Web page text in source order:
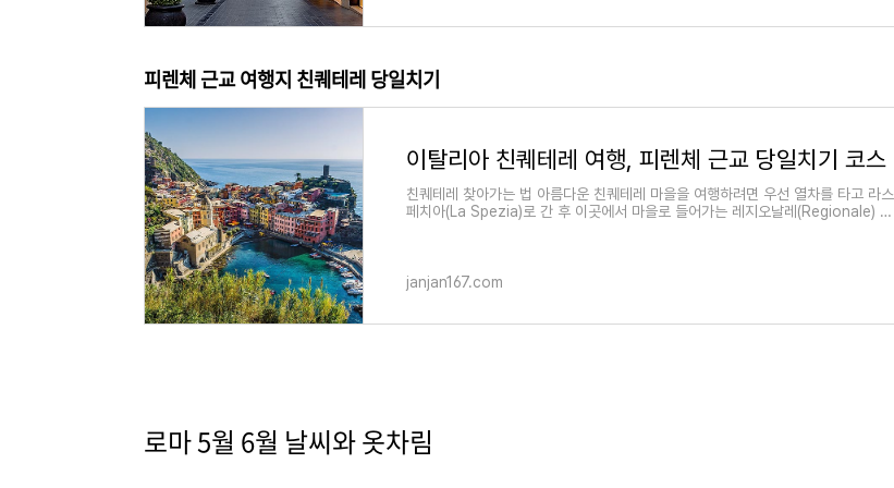
피렌체 근교 여행지 친퀘테레 당일치기
이탈리아 친퀘테레 여행, 피렌체 근교 당일치기 코스
친퀘테레 찾아가는 법 아름다운 친퀘테레 마을을 여행하려면 우선 열차를 타고 라스
페치아(La Spezia)로 간 후 이곳에서 마을로 들어가는 레지오날레(Regionale) 열
janjan167.com
로마 5월 6월 날씨와 옷차림